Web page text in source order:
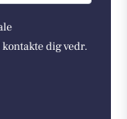
dig vedr.